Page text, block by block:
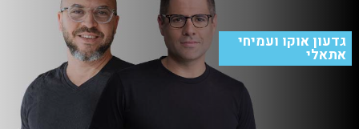
גדעון אוקו ועמיחי
אתאלי